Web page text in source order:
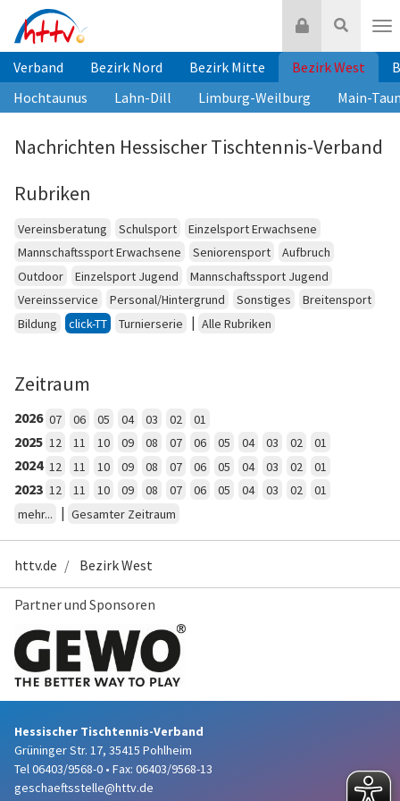
Inhalt
springen
Suche
Login
Verband Bezirk Nord Bezirk Mitte Bezirk West
Hochtaunus
Lahn-Dill Limburg-Weilburg Main-
Nachrichten Hessischer Tischtennis-Verband
Rubriken
Vereinsberatung Schulsport
Einzelsport Erwachsene
Mannschaftssport Erwachsene
Seniorensport
Aufbruch
Outdoor
Einzelsport Jugend
Mannschaftssport Jugend
Vereinsservice
Personal/Hintergrund Sonstiges
Breitensport
Bildung
click-TT Turnierserie | Alle Rubriken
Zeitraum
2026 07 06 05 04 03 02 01
2025 12 11 10 09 08 07 06 05 04 03 02 01
2024 12 11 10 09 08 07 06 05 04 03 02 01
2023 12 11 10 09 08 07 06 05 04 03 02
01
mehr...
| Gesamter Zeitraum
httv.de Bezirk West
Partner und Sponsoren
Hessischer Tischtennis-Verband
Grüninger Str. 17, 35415 Pohlheim
Tel 06403/9568-0 • Fax: 06403/9568-13
geschaeftsstelle@httv.de